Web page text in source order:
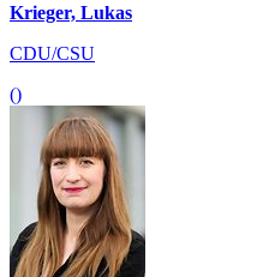
Krieger, Lukas
CDU/CSU
()